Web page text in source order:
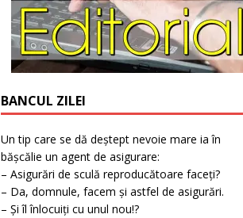
BANCUL ZILEI
Un tip care se dă deștept nevoie mare ia în
bășcălie un agent de asigurare:
– Asigurări de sculă reproducătoare faceți?
– Da, domnule, facem și astfel de asigurări.
– Și îl înlocuiți cu unul nou!?